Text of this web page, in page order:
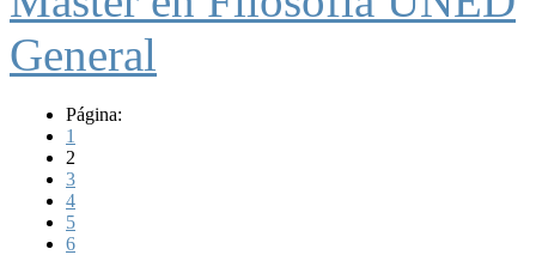
General
Página:
1
2
3
4
5
6